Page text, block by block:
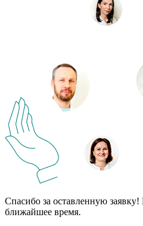
Спасибо за оставленную
ближайшее время.